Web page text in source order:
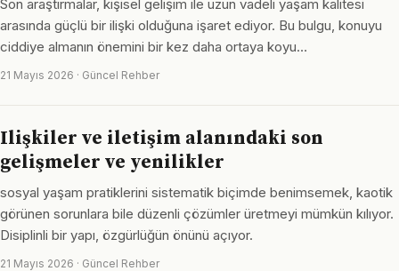
Son araştırmalar, kişisel gelişim ile uzun vadeli yaşam kalitesi
arasında güçlü bir ilişki olduğuna işaret ediyor. Bu bulgu, konuyu
ciddiye almanın önemini bir kez daha ortaya koyu…
21 Mayıs 2026 · Güncel Rehber
Ilişkiler ve iletişim alanındaki son
gelişmeler ve yenilikler
sosyal yaşam pratiklerini sistematik biçimde benimsemek, kaotik
görünen sorunlara bile düzenli çözümler üretmeyi mümkün kılıyor.
Disiplinli bir yapı, özgürlüğün önünü açıyor.
21 Mayıs 2026 · Güncel Rehber